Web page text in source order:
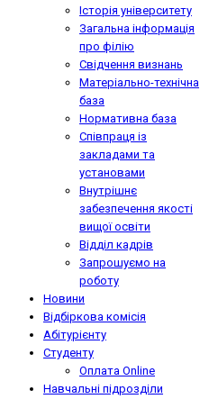
Історія університету
Загальна інформація
про філію
Свідчення визнань
Матеріально-технічна
база
Нормативна база
Співпраця із
закладами та
установами
Внутрішнє
забезпечення якості
вищої освіти
Відділ кадрів
Запрошуємо на
роботу
Новини
Відбіркова комісія
Абітурієнту
Студенту
Оплата Online
Навчальні підрозділи